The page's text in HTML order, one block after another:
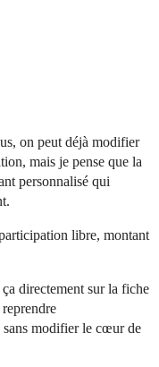
on peut déjà modifier
mais je pense que la
personnalisé qui
libre, montant
directement sur la fiche
sans modifier le cœur de